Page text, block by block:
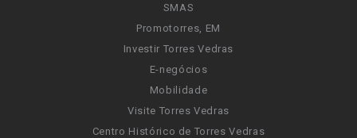
SMAS
Promotorres, EM
Investir Torres Vedras
E-negócios
Mobilidade
Visite Torres Vedras
Centro Histórico de Torres Vedras